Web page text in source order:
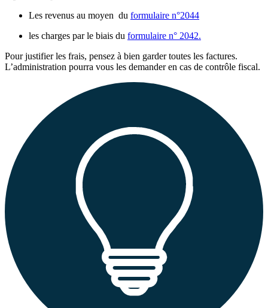
Les revenus au moyen du formulaire n°2044
les charges par le biais du formulaire n° 2042.
Pour justifier les frais, pensez à bien garder toutes les factures.
L’administration pourra vous les demander en cas de contrôle fiscal.